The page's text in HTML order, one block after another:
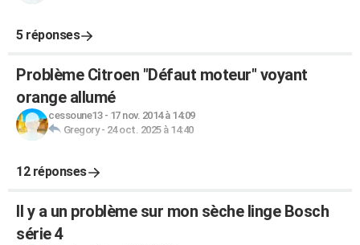
5 réponses
Problème Citroen "Défaut moteur" voyant
orange allumé
cessoune13- 17 nov. 2014 à 14:09
Gregory- 24 oct. 2025 à 14:40
12 réponses
Il y a un problème sur mon sèche linge Bosch
série 4